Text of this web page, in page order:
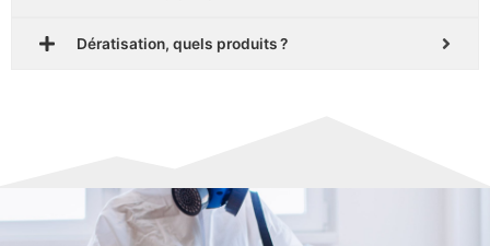
Dératisation, quels produits ?